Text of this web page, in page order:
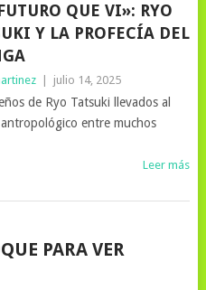
QUE VI»: RYO
Y LA PROFECÍA DEL
julio 14, 2025
de Ryo Tatsuki llevados al
entre muchos
Leer más
PARA VER